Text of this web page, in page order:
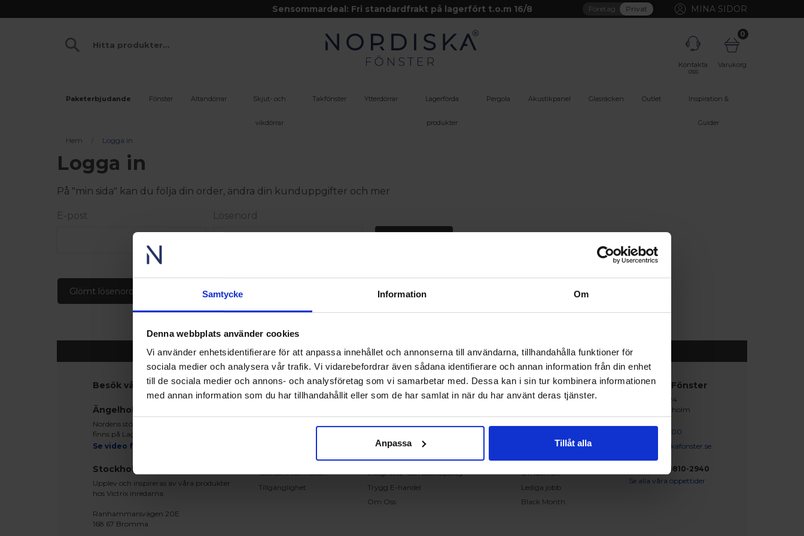
Samtycke Information Om
Denna webbplats använder cookies
Vi använder enhetsidentifierare för att anpassa innehållet och annonserna till användarna, tillhandahålla funktioner för
sociala medier och analysera vår trafik. Vi vidarebefordrar även sådana identifierare och annan information från din enhet
till de sociala medier och annons- och analysföretag som vi samarbetar med. Dessa kan i sin tur kombinera informationen
med annan information som du har tillhandahållit eller som de har samlat in när du har använt deras tjänster.
Anpassa Tillåt alla
Sensommardeal: Fri standardfrakt på lagerfört t.o.m 16/8 Företag Privat MINA SIDOR
Kontakta
oss
0
Varukorg
Paketerbjudande Fönster Altandörrar Skjut- och
vikdörrar
Takfönster Ytterdörrar Lagerförda
produkter
Pergola Akustikpanel Glasräcken Outlet Inspiration &
Guider
Hem Logga in
Logga in
På "min sida" kan du följa din order, ändra din kunduppgifter och mer
E-post Lösenord
Glömt lösenord Skapa konto
RING OSS PÅ 0431 - 37 14 00
Besök våra utställningar
Ängelholm
Nordens största fönsterutställning
finns på Lagegatan 24 i Ängelholm
Se video från vårt showroom
Stockholm
Upplev och inspireras av våra produkter
hos Victrix inredarna.
Ranhammarsvägen 20E
168 67 Bromma
Kundservice
Kontakta oss
Beställning och offert
Monteringsanvisningar
Teknisk information
Tillgänglighet
Handla på Nordiska Fönster
Köpvillkor
Om ditt köp
Betalnings & leveransvillkor
Ångerrätt & återbetalning
Garantier
Integritets- och cookiepolicy
Trygg E-handel
Om Oss
Snabblänkar
Monterat och klart
Inspiration
Vanliga frågor och svar
Återförsäljare
Omdömen
Lediga jobb
Black Month
Nordiska Fönster
Lagegatan 24
262 71 Ängelholm
0431 - 37 14 00
info@nordiskafonster.se
Org Nr: 556810-2940
Se alla våra öppettider